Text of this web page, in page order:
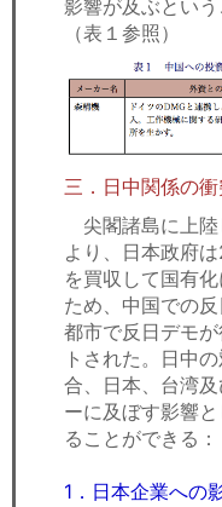
影響が及ぶという
（表１参照）
三．日中関係の
尖閣諸島に上陸
より、日本政府
を買収して国有
ため、中国での
都市で反日デモ
トされた。日中
合、日本、台湾
ーに及ぼす影響
ることができる：
1．日本企業への